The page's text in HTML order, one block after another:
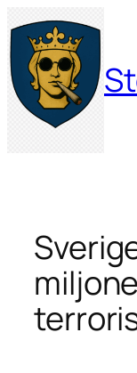
Hoppa
till
innehåll